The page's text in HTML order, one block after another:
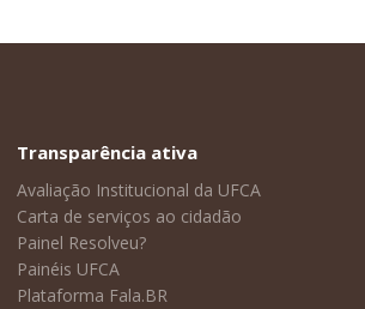
Transparência ativa
Avaliação Institucional da UFCA
Carta de serviços ao cidadão
Painel Resolveu?
Painéis UFCA
Plataforma Fala.BR